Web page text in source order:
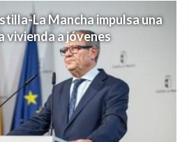
La Mancha impulsa una
vivienda a jóvenes